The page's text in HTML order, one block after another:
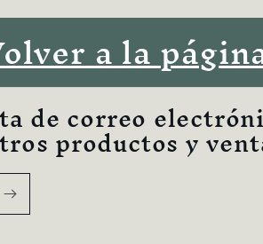
a la
de correo
productos y